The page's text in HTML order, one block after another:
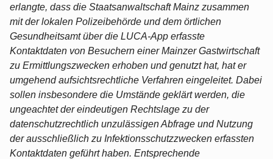
erlangte, dass die Staatsanwaltschaft Mainz zusammen
mit der lokalen Polizeibehörde und dem örtlichen
Gesundheitsamt über die LUCA-App erfasste
Kontaktdaten von Besuchern einer Mainzer Gastwirtschaft
zu Ermittlungszwecken erhoben und genutzt hat, hat er
umgehend aufsichtsrechtliche Verfahren eingeleitet. Dabei
sollen insbesondere die Umstände geklärt werden, die
ungeachtet der eindeutigen Rechtslage zu der
datenschutzrechtlich unzulässigen Abfrage und Nutzung
der ausschließlich zu Infektionsschutzzwecken erfassten
Kontaktdaten geführt haben. Entsprechende